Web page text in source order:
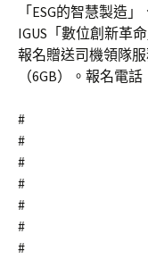
「ESG的智慧製造
IGUS「數位創新革
報名贈送司機領隊
（6GB）。報名電
#
#
#
#
#
#
#